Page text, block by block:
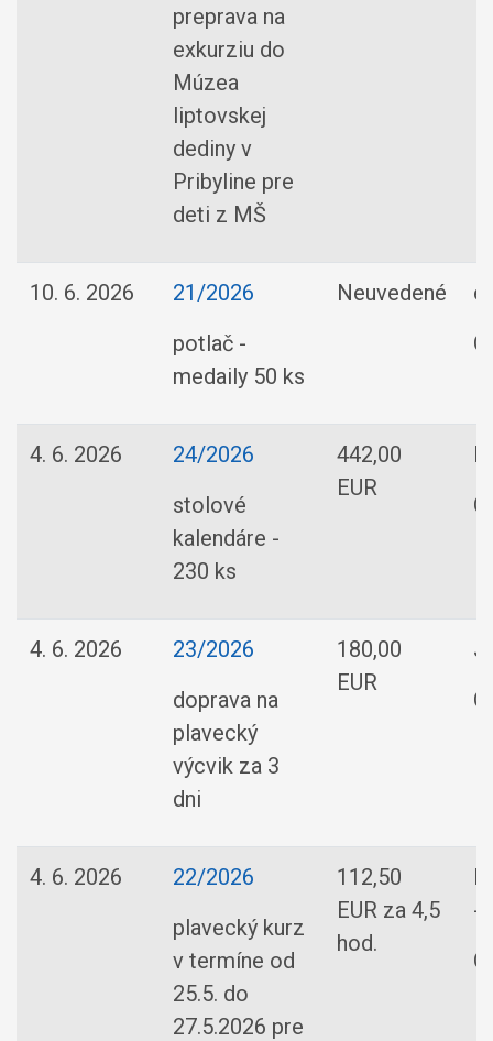
preprava na
exkurziu do
Múzea
liptovskej
dediny v
Pribyline pre
deti z MŠ
10. 6. 2026
21/2026
potlač -
medaily 50 ks
Neuvedené
4. 6. 2026
24/2026
stolové
kalendáre -
230 ks
442,00
EUR
4. 6. 2026
23/2026
doprava na
plavecký
výcvik za 3
dni
180,00
EUR
4. 6. 2026
22/2026
plavecký kurz
v termíne od
25.5. do
27.5.2026 pre
112,50
EUR za 4,5
hod.
-